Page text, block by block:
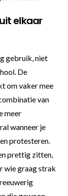
elkaar
gebruik, niet
De
om vaker mee
van
meer
wanneer je
protesteren.
prettig zitten,
wie graag strak